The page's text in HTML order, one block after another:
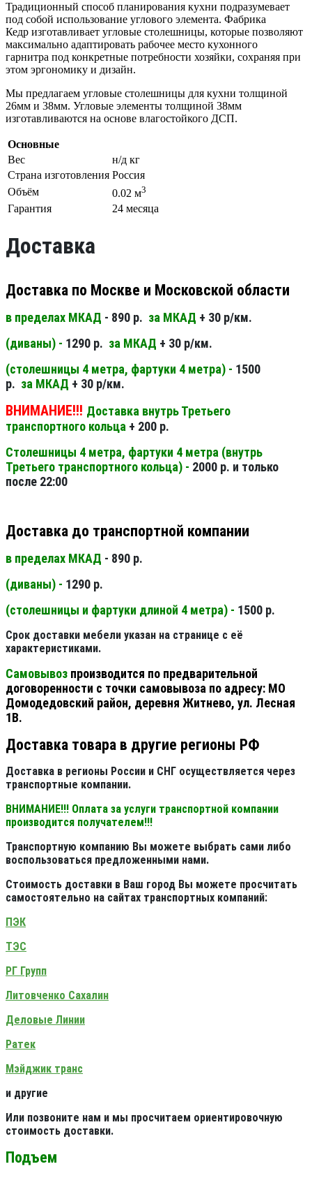
Традиционный способ планирования кухни подразумевает
под собой использование углового элемента. Фабрика
Кедр изготавливает угловые столешницы, которые позволяют
максимально адаптировать рабочее место кухонного
гарнитра под конкретные потребности хозяйки, сохраняя при
этом эргономику и дизайн.
Мы предлагаем угловые столешницы для кухни толщиной
26мм и 38мм. Угловые элементы толщиной 38мм
изготавливаются на основе влагостойкого ДСП.
Основные
Вес
н/д кг
Страна изготовления Россия
Объём
0.02 м3
Гарантия 24 месяца
Доставка
Доставка по Москве и Московской области
в пределах МКАД - 890 р. за МКАД + 30 р/км.
(диваны) - 1290 р. за МКАД + 30 р/км.
(столешницы 4 метра, фартуки 4 метра) - 1500
р. за МКАД + 30 р/км.
ВНИМАНИЕ!!! Доставка внутрь Третьего
транспортного кольца + 200 р.
Столешницы 4 метра, фартуки 4 метра (внутрь
Третьего транспортного кольца) - 2000 р. и только
после 22:00
Доставка до транспортной компании
в пределах МКАД - 890 р.
(диваны) - 1290 р.
(столешницы и фартуки длиной 4 метра) - 1500 р.
Срок доставки мебели указан на странице с её
характеристиками.
Самовывоз производится по предварительной
договоренности с точки самовывоза по адресу: МО
Домодедовский район, деревня Житнево, ул. Лесная
1В.
Доставка товара в другие регионы РФ
Доставка в регионы России и СНГ осуществляется через
транспортные компании.
ВНИМАНИЕ!!! Оплата за услуги транспортной компании
производится получателем!!!
Транспортную компанию Вы можете выбрать сами либо
воспользоваться предложенными нами.
Стоимость доставки в Ваш город Вы можете просчитать
самостоятельно на сайтах транспортных компаний:
ПЭК
ТЭС
РГ Групп
Литовченко Сахалин
Деловые Линии
Ратек
Мэйджик транс
и другие
Или позвоните нам и мы просчитаем ориентировочную
стоимость доставки.
Подъем